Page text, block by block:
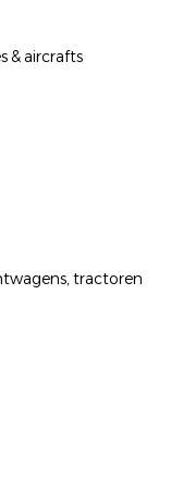
& aircrafts
tractoren